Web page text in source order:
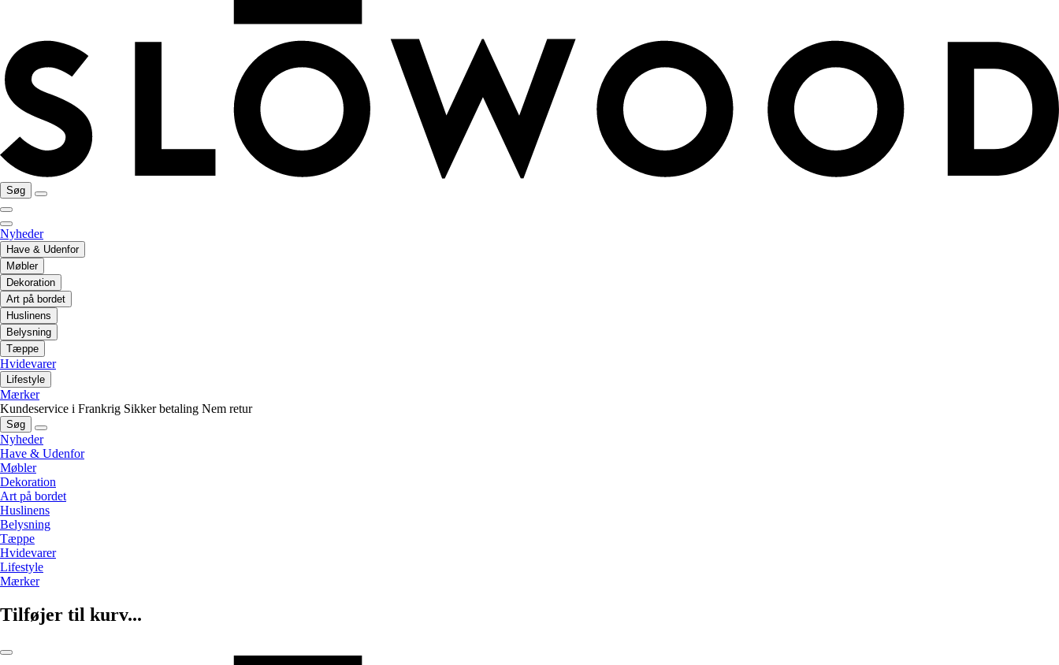
Søg
Nyheder
Have & Udenfor
Møbler
Dekoration
Art på bordet
Huslinens
Belysning
Tæppe
Hvidevarer
Lifestyle
Mærker
Kundeservice i Frankrig Sikker betaling Nem retur
Søg
Nyheder
Have & Udenfor
Møbler
Dekoration
Art på bordet
Huslinens
Belysning
Tæppe
Hvidevarer
Lifestyle
Mærker
Tilføjer til kurv...